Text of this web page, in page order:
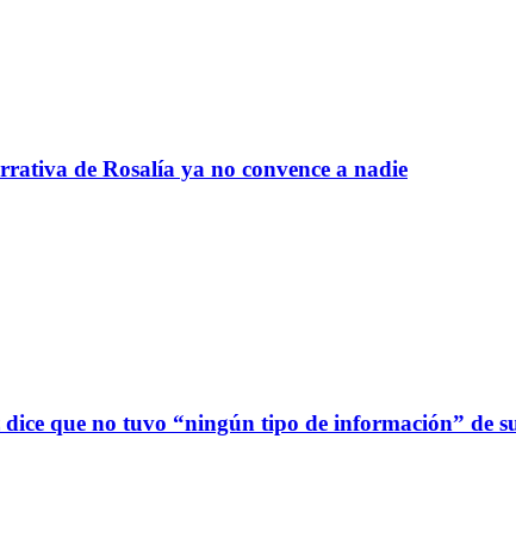
de Rosalía ya no convence a nadie
que no tuvo “ningún tipo de información” de